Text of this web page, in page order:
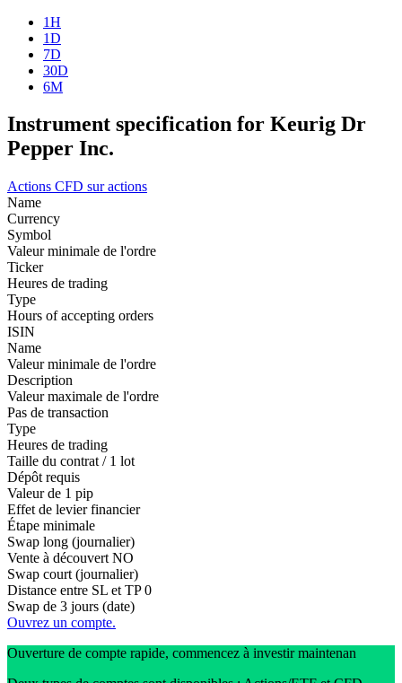
1H
1D
7D
30D
6M
Instrument specification for Keurig Dr
Pepper Inc.
Actions CFD sur actions
Name
Currency
Symbol
Valeur minimale de l'ordre
Ticker
Heures de trading
Type
Hours of accepting orders
ISIN
Name
Valeur minimale de l'ordre
Description
Valeur maximale de l'ordre
Pas de transaction
Type
Heures de trading
Taille du contrat / 1 lot
Dépôt requis
Valeur de 1 pip
Effet de levier financier
Étape minimale
Swap long (journalier)
Vente à découvert NO
Swap court (journalier)
Distance entre SL et TP 0
Swap de 3 jours (date)
Ouvrez un compte.
Ouverture de compte rapide, commencez à investir maintenan